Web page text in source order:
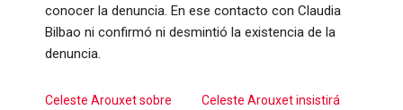
conocer la denuncia. En ese contacto con Claudia
Bilbao ni confirmó ni desmintió la existencia de la
denuncia.
Celeste Arouxet sobre
Celeste Arouxet insistirá